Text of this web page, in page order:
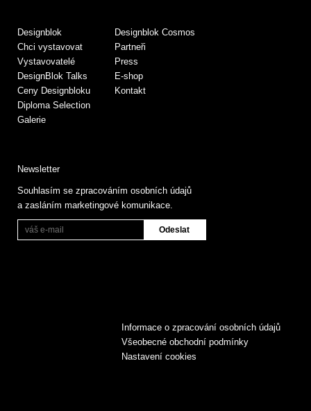
Designblok
Chci vystavovat
Vystavovatelé
DesignBlok Talks
Ceny Designbloku
Diploma Selection
Galerie
Designblok Cosmos
Partneři
Press
E-shop
Kontakt
Newsletter
Souhlasím se zpracováním osobních údajů
a zasláním marketingové komunikace.
Informace o zpracování osobních údajů
Všeobecné obchodní podmínky
Nastavení cookies